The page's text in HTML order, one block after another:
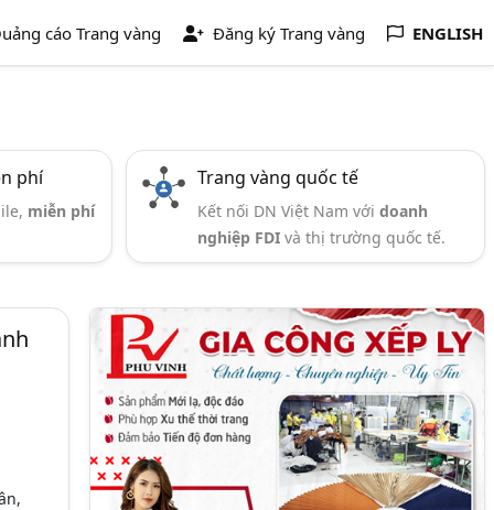
cáo Trang vàng Đăng ký Trang vàng ENGLISH
phí
miễn phí
Trang vàng quốc tế
Kết nối DN Việt Nam vớidoanh
nghiệp FDI và thị trường quốc tế.